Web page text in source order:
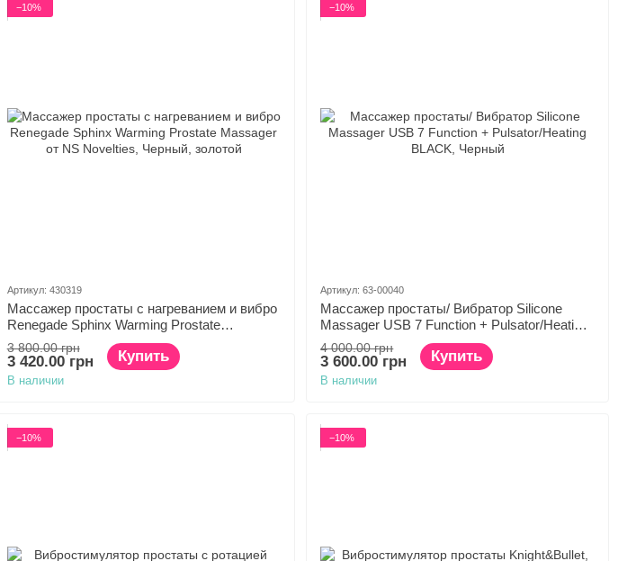
−10%
Артикул: 430319
Массажер простаты с нагреванием и вибро
Renegade Sphinx Warming Prostate
Massager от NS Novelties
3 800.00 грн
3 420.00 грн Купить
В наличии
−10%
Артикул: 63-00040
Массажер простаты/ Вибратор Silicone
Massager USB 7 Function + Pulsator/Heating
BLACK
4 000.00 грн
3 600.00 грн Купить
В наличии
−10% −10%